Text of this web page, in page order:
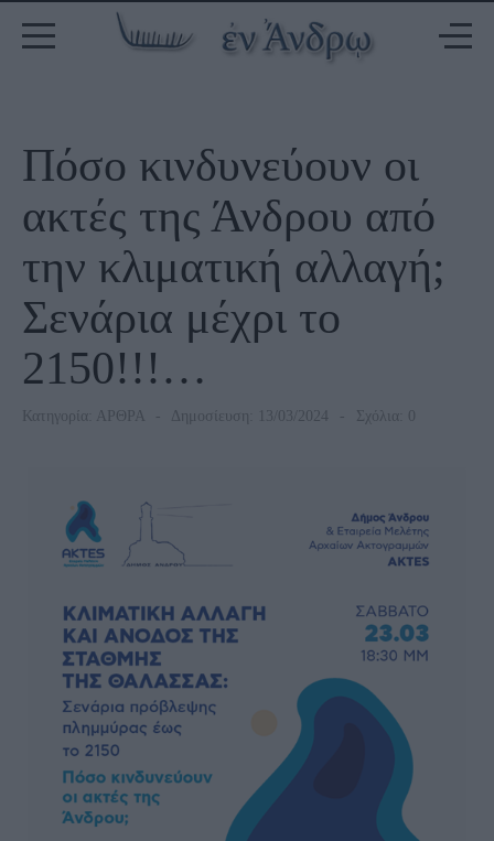
Πόσο κινδυνεύουν οι
ακτές της Άνδρου από
την κλιματική αλλαγή;
Σενάρια μέχρι το
2150!!!…
Κατηγορία: ΑΡΘΡΑ Δημοσίευση: 13/03/2024 Σχόλια: 0